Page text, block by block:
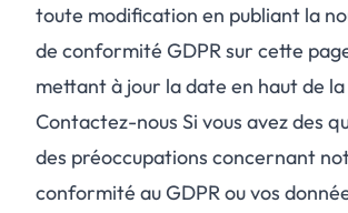
toute modification en publiant la
de conformité GDPR sur cette
mettant à jour la date en haut de
Contactez-nous Si vous avez des
des préoccupations concernant
conformité au GDPR ou vos